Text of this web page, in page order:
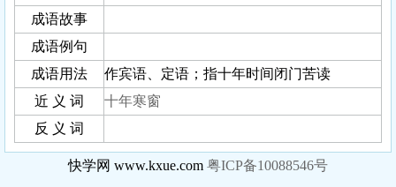
成语故事
成语例句
成语用法
作宾语、定语；指十年时间闭门苦读
近 义 词
十年寒窗
反 义 词
快学网 www.kxue.com 粤ICP备10088546号